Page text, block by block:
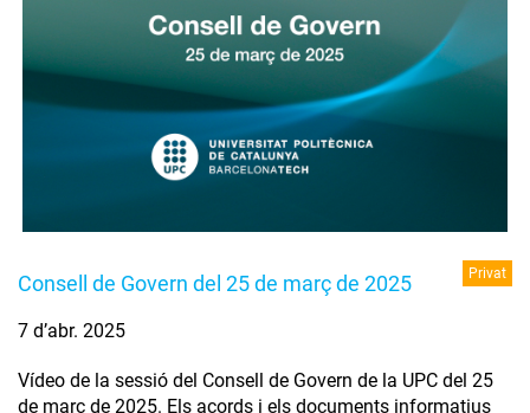
Consell de Govern del 25 de març de 2025 Privat
7 d’abr. 2025
Vídeo de la sessió del Consell de Govern de la UPC del 25
de març de 2025. Els acords i els documents informatius